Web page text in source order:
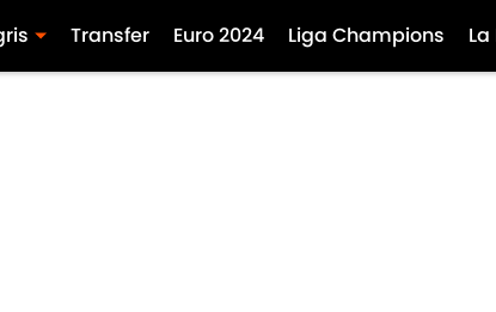
Transfer Euro 2024 Liga Champions